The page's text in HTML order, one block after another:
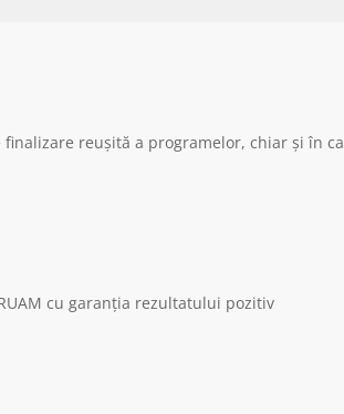
reușită a programelor, chiar și în
cu garanția rezultatului pozitiv